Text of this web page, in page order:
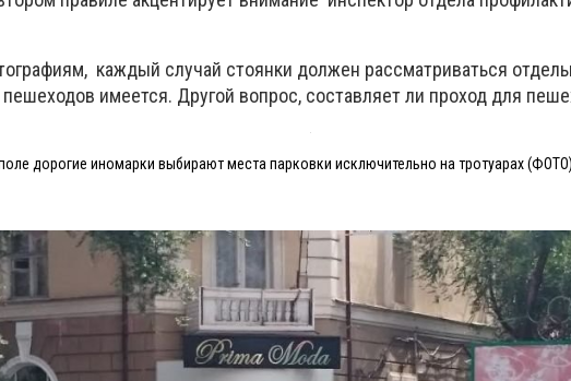
каждый случай стоянки должен рассматриваться
имеется. Другой вопрос, составляет ли проход для
дорогие иномарки выбирают места парковки исключительно на тротуарах